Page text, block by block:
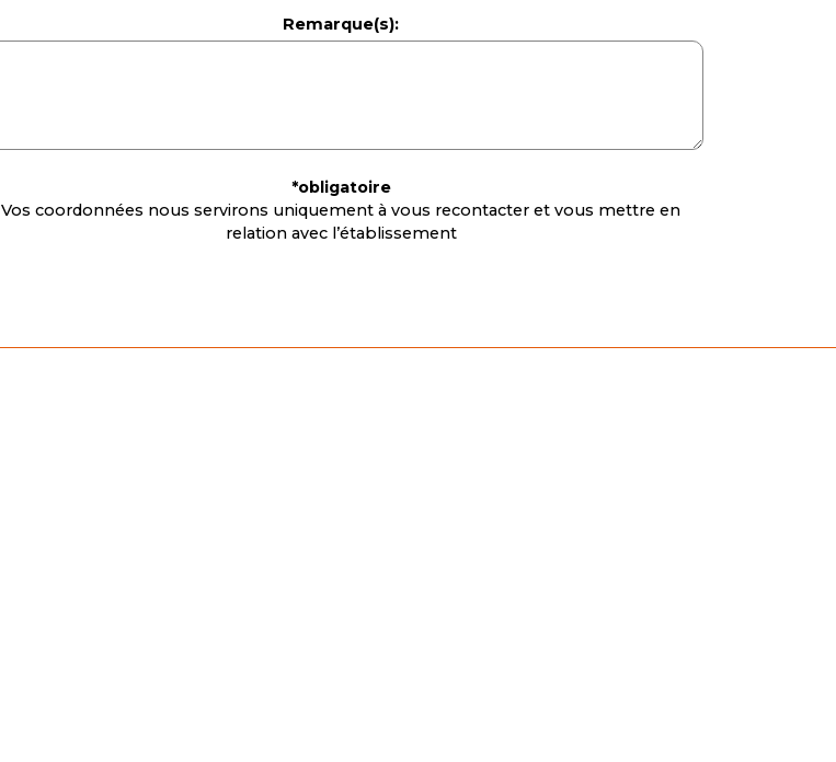
Remarque(s):
*obligatoire
Vos coordonnées nous servirons uniquement à vous recontacter et vous mettre en
relation avec l’établissement